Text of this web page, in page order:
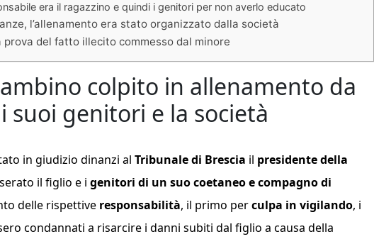
era il ragazzino e quindi i genitori per non averlo educato
l’allenamento era stato organizzato dalla società
del fatto illecito commesso dal minore
colpito in allenamento da
suoi genitori e la società
in giudizio dinanzi al Tribunale di Brescia il presidente della
il figlio e i genitori di un suo coetaneo e compagno di
delle rispettive responsabilità, il primo perculpa in vigilando, i
condannati a risarcire i danni subiti dal figlio a causa della